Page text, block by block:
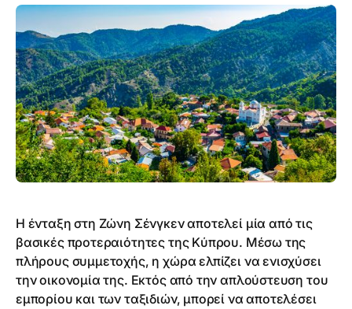
Η ένταξη στη Ζώνη Σένγκεν αποτελεί μία από τις
βασικές προτεραιότητες της Κύπρου. Μέσω της
πλήρους συμμετοχής, η χώρα ελπίζει να ενισχύσει
την οικονομία της. Εκτός από την απλούστευση του
εμπορίου και των ταξιδιών, μπορεί να αποτελέσει